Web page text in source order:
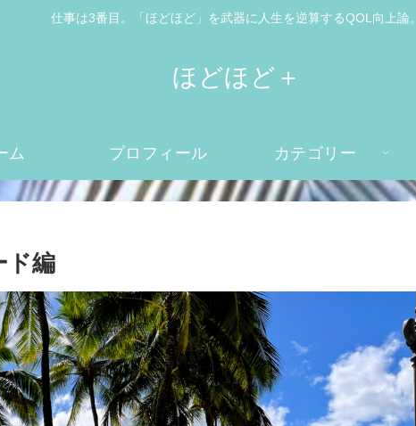
仕事は3番目。「ほどほど」を武器に人生を逆算するQOL向上論。
ほどほど＋
ム プロフィール カテゴリー
ド編